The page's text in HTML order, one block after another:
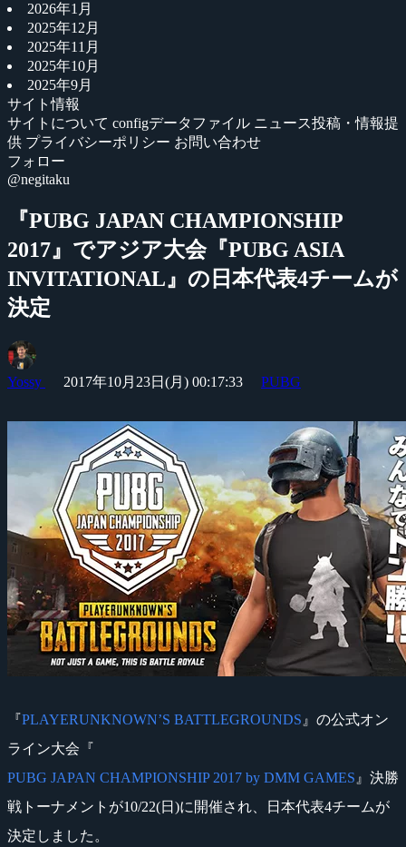
2026年1月
2025年12月
2025年11月
2025年10月
2025年9月
サイト情報
サイトについて configデータファイル ニュース投稿・情報提
供 プライバシーポリシー お問い合わせ
フォロー
@negitaku
『PUBG JAPAN CHAMPIONSHIP
2017』でアジア大会『PUBG ASIA
INVITATIONAL』の日本代表4チームが
決定
Yossy 2017年10月23日(月) 00:17:33 PUBG
『PLAYERUNKNOWN’S BATTLEGROUNDS 』の公式オン
ライン大会『
PUBG JAPAN CHAMPIONSHIP 2017 by DMM GAMES 』決勝
戦トーナメントが10/22(日)に開催され、日本代表4チームが
決定しました。